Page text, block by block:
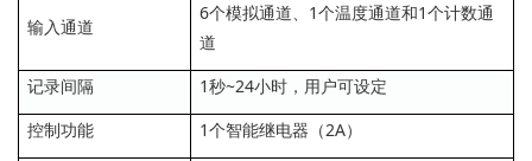
输入通道
6个模拟通道、1个温度通道和1个计数通
道
记录间隔
1秒~24小时，用户可设定
控制功能
1个智能继电器（2A）